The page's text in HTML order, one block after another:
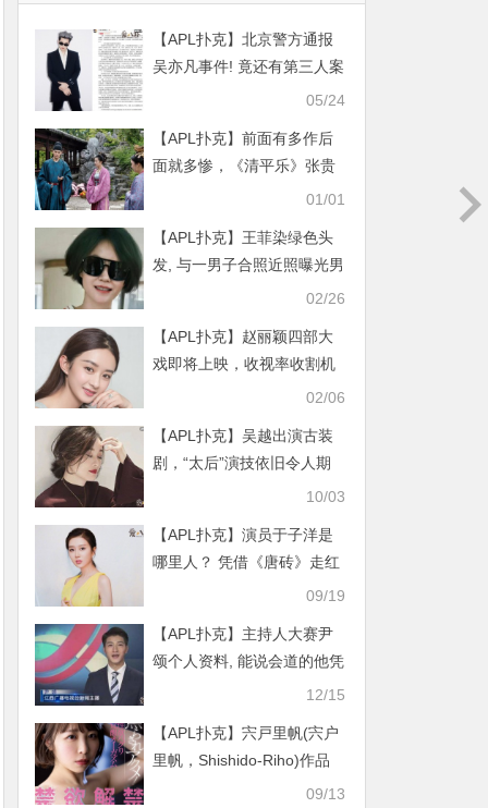
【APL扑克】北京警方通报
吴亦凡事件! 竟还有第三人案
05/24
【APL扑克】前面有多作后
面就多惨，《清平乐》张贵
01/01
【APL扑克】王菲染绿色头
发, 与一男子合照近照曝光男
02/26
【APL扑克】赵丽颖四部大
戏即将上映，收视率收割机
02/06
【APL扑克】吴越出演古装
剧，“太后”演技依旧令人期
10/03
【APL扑克】演员于子洋是
哪里人？ 凭借《唐砖》走红
09/19
【APL扑克】主持人大赛尹
颂个人资料, 能说会道的他凭
12/15
【APL扑克】宍戸里帆(宍户
里帆，Shishido-Riho)作品
MIDV-160介绍及封面预览
09/13